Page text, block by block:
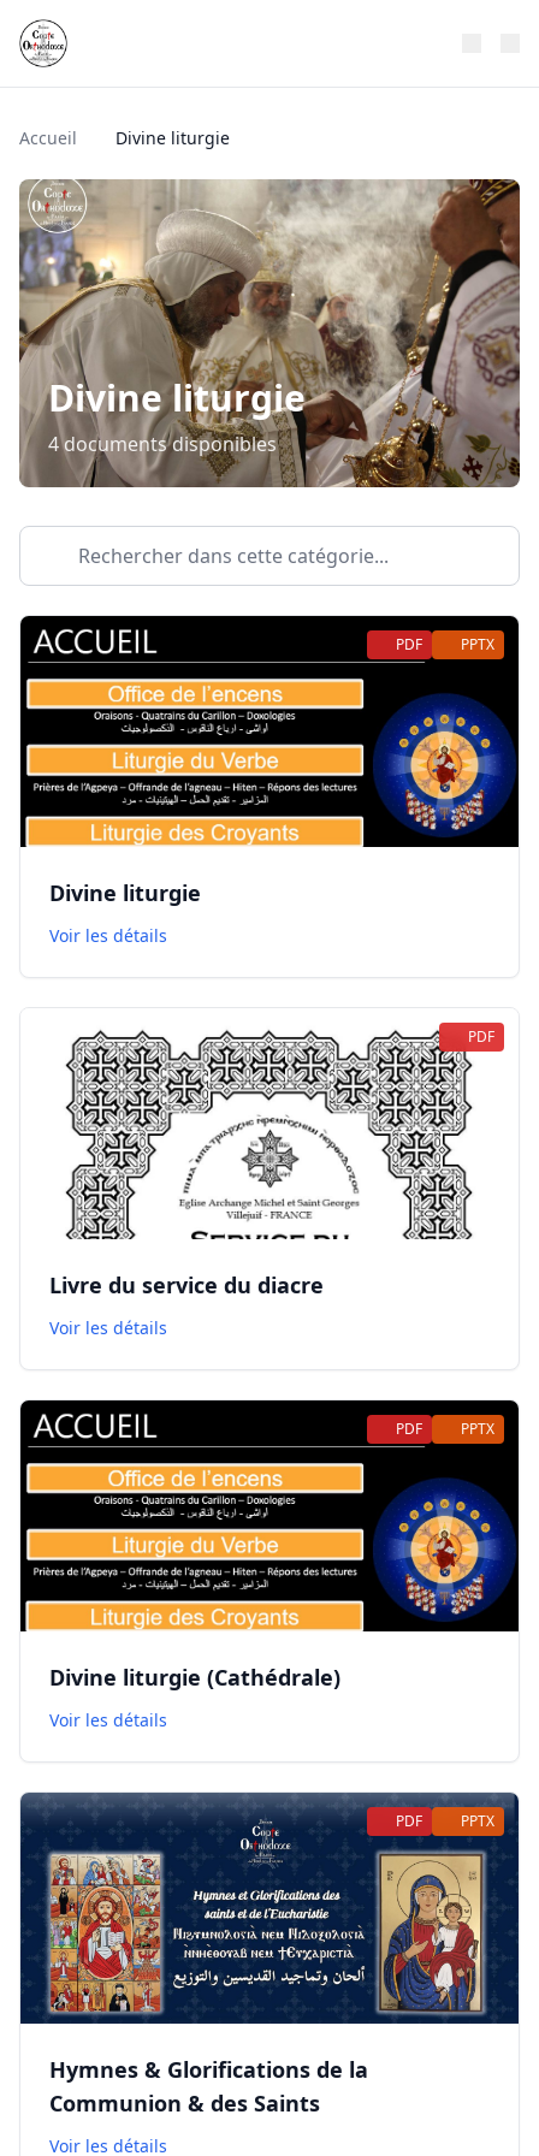
Accueil Divine liturgie
Divine liturgie
4 documents disponibles
PDF PPTX
Divine liturgie
Voir les détails
PDF
Livre du service du diacre
Voir les détails
PDF PPTX
Divine liturgie (Cathédrale)
Voir les détails
PDF PPTX
Hymnes & Glorifications de la
Communion & des Saints
Voir les détails